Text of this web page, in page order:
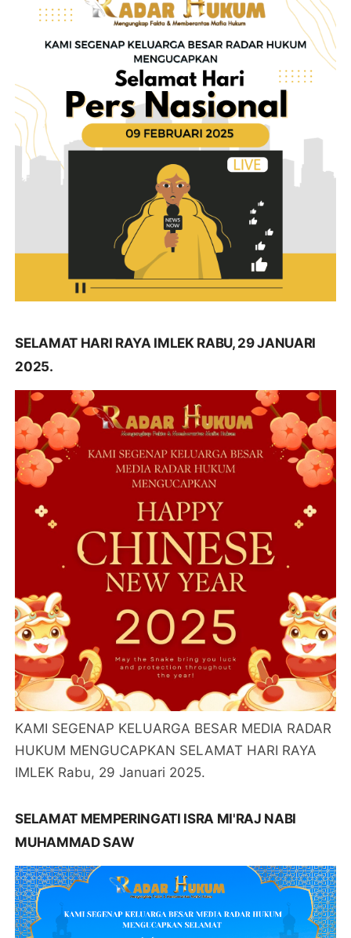
SELAMAT HARI RAYA IMLEK RABU, 29 JANUARI
2025.
KAMI SEGENAP KELUARGA BESAR MEDIA RADAR
HUKUM MENGUCAPKAN SELAMAT HARI RAYA
IMLEK Rabu, 29 Januari 2025.
SELAMAT MEMPERINGATI ISRA MI'RAJ NABI
MUHAMMAD SAW